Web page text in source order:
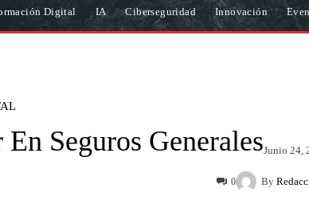
Digital IA Ciberseguridad Innovación
Seguros Generales
By
Junio 24,
0